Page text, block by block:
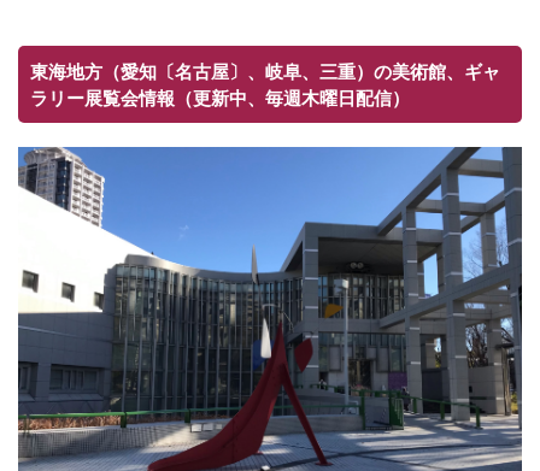
東海地方（愛知〔名古屋〕、岐阜、三重）の美術館、ギャ
ラリー展覧会情報（更新中、毎週木曜日配信）